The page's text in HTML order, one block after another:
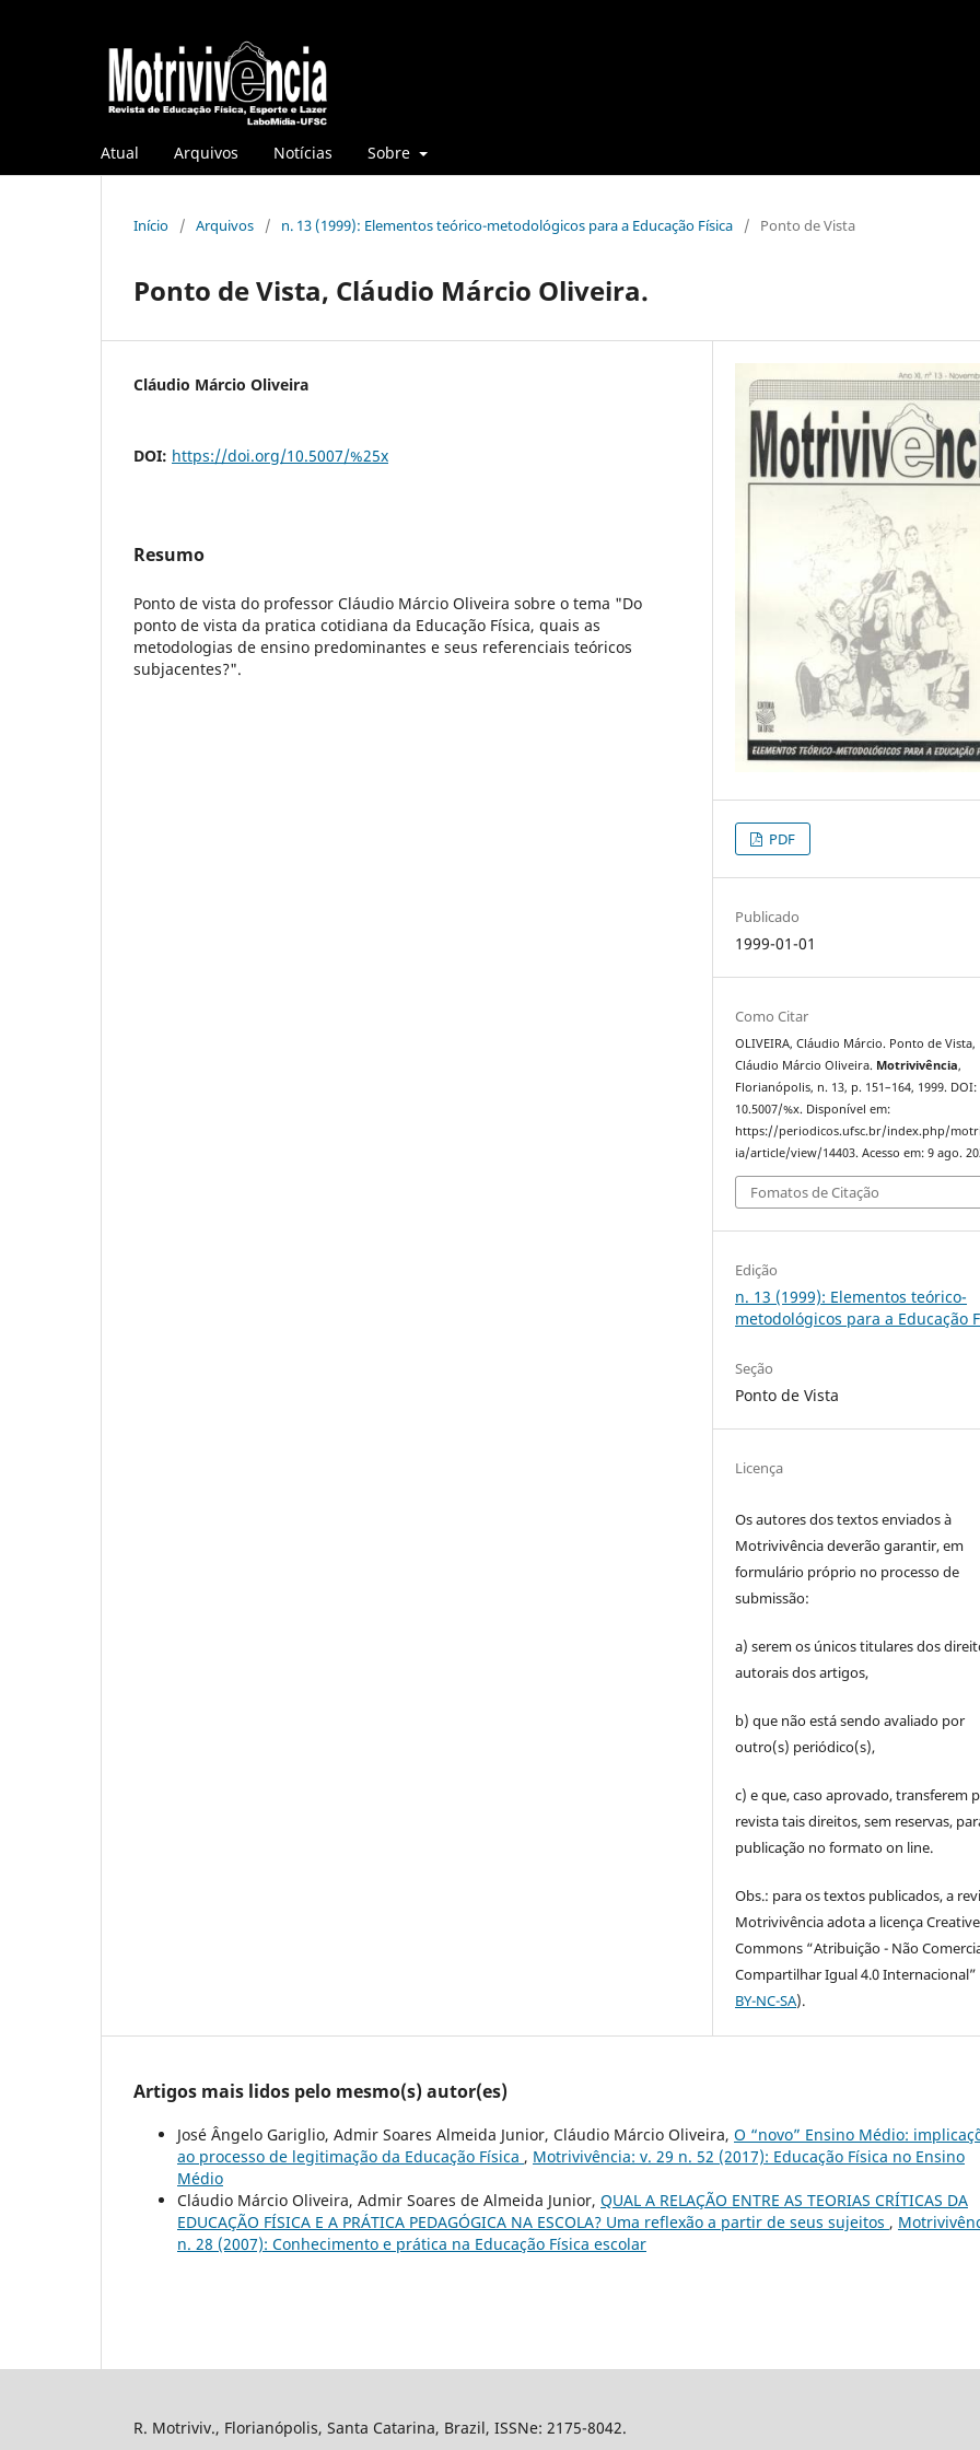
Atual Arquivos Notícias Sobre
Início / Arquivos / n. 13 (1999): Elementos teórico-metodológicos para a Educação Física / Ponto de Vista
Ponto de Vista, Cláudio Márcio Oliveira.
Cláudio Márcio Oliveira
DOI: https://doi.org/10.5007/%25x
Resumo
Ponto de vista do professor Cláudio Márcio Oliveira sobre o tema "Do
ponto de vista da pratica cotidiana da Educação Física, quais as
metodologias de ensino predominantes e seus referenciais teóricos
subjacentes?".
PDF
Publicado
1999-01-01
Como Citar
OLIVEIRA, Cláudio Márcio. Ponto de Vista,
Cláudio Márcio Oliveira. Motrivivência,
Florianópolis, n. 13, p. 151–164, 1999. DOI:
10.5007/%x. Disponível em:
https://periodicos.ufsc.br/index.php/
ia/article/view/14403. Acesso em: 9 ago.
Fomatos de Citação
Edição
n. 13 (1999): Elementos teórico-
metodológicos para a Educação
Seção
Ponto de Vista
Licença
Os autores dos textos enviados à
Motrivivência deverão garantir, em
formulário próprio no processo de
submissão:
a) serem os únicos titulares dos
autorais dos artigos,
b) que não está sendo avaliado por
outro(s) periódico(s),
c) e que, caso aprovado, transferem
revista tais direitos, sem reservas,
publicação no formato on line.
Obs.: para os textos publicados, a
Motrivivência adota a licença Creative
Commons “Atribuição - Não
Compartilhar Igual 4.0 Internacional”
BY-NC-SA).
Artigos mais lidos pelo mesmo(s) autor(es)
José Ângelo Gariglio, Admir Soares Almeida Junior, Cláudio Márcio Oliveira, O “novo” Ensino Médio:
ao processo de legitimação da Educação Física , Motrivivência: v. 29 n. 52 (2017): Educação Física no Ensino
Médio
Cláudio Márcio Oliveira, Admir Soares de Almeida Junior, QUAL A RELAÇÃO ENTRE AS TEORIAS CRÍTICAS DA
EDUCAÇÃO FÍSICA E A PRÁTICA PEDAGÓGICA NA ESCOLA? Uma reflexão a partir de seus sujeitos ,
n. 28 (2007): Conhecimento e prática na Educação Física escolar
R. Motriviv., Florianópolis, Santa Catarina, Brazil, ISSNe: 2175-8042.